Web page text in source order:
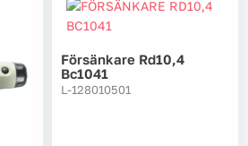
Försänkare Rd10,4
Bc1041
L-128010501